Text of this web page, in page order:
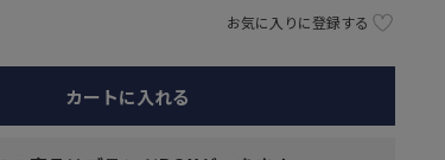
お気に入りに登録する
カートに入れる